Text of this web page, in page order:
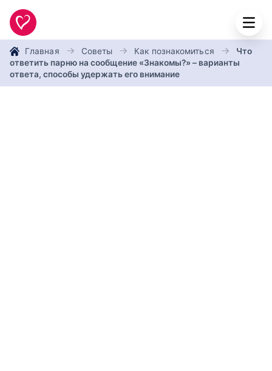
Главная Советы Как познакомиться
Что
ответить парню на сообщение «Знакомы?» – варианты
ответа, способы удержать его внимание